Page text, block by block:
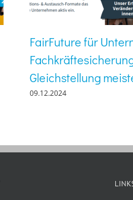
FairFuture für
Gleichstellung
09.12.2024